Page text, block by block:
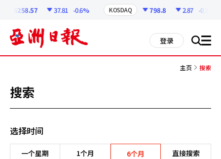
6258.57 37.81 -0.6% KOSDAQ 798.8 2.87 -0.36%
登录 搜 all
主页 搜索
搜索
选择时间
一个星期 1个月 6个月 直接搜索